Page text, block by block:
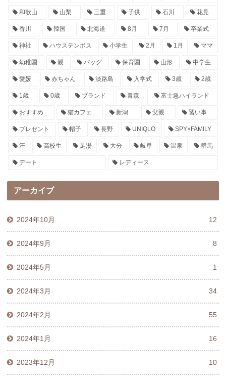
和歌山 山梨 三重 子供 石川 花見
香川 韓国 北海道 8月 7月 卒業式
神社 ハウステンボス 小学生 2月 1月 ママ
幼稚園 親 バッグ 保育園 山形 中学生
愛媛 赤ちゃん 淡路島 入学式 3歳 2歳
1歳 0歳 ブランド 青森 富士急ハイランド
おすすめ 猫カフェ 新潟 父親 習い事
プレゼント 帽子 長野 UNIQLO SPY×FAMILY
汗 高校生 足湯 大分 岐阜 温泉 群馬
デート レディース
アーカイブ
2024年10月 12
2024年9月 8
2024年5月 1
2024年3月 34
2024年2月 55
2024年1月 16
2023年12月 10